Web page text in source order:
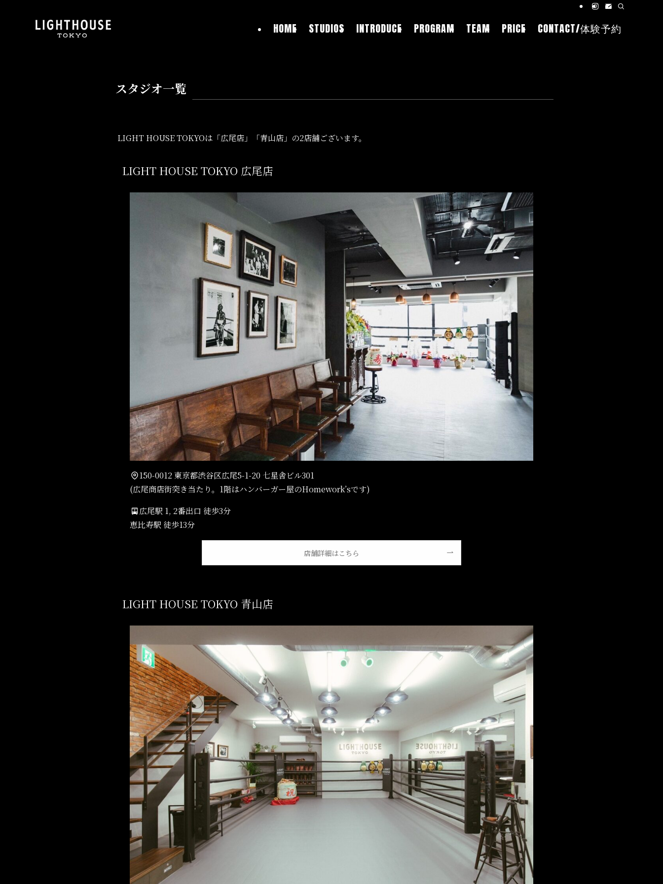
HOME STUDIOS INTRODUCE PROGRAM TEAM PRICE CONTACT/体験予約
スタジオ一覧
LIGHT HOUSE TOKYOは「広尾店」「青山店」の2店舗ございます。
LIGHT HOUSE TOKYO 広尾店
150-0012 東京都渋谷区広尾5-1-20 七星舎ビル301
(広尾商店街突き当たり。1階はハンバーガー屋のHomework’sです)
広尾駅 1, 2番出口 徒歩3分
恵比寿駅 徒歩13分
店舗詳細はこちら
LIGHT HOUSE TOKYO 青山店